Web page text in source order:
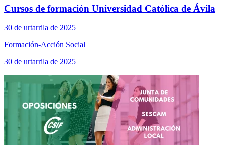
Cursos de formación Universidad Católica de Ávila
30 de urtarrila de 2025
Formación-Acción Social
30 de urtarrila de 2025